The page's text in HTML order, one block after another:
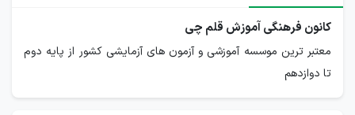
کانون فرهنگی آموزش قلم چی
معتبر ترین موسسه آموزشی و آزمون های آزمایشی کشور از پایه دوم
تا دوازدهم